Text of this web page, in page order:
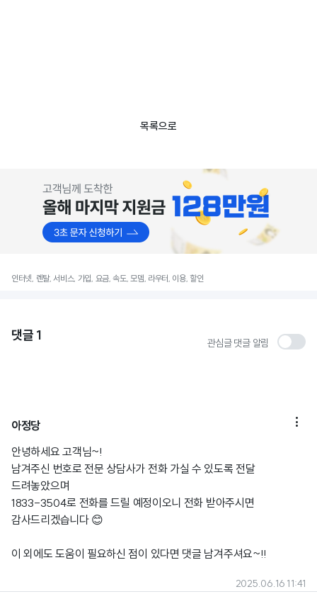
목록으로
인터넷, 렌탈, 서비스, 가입, 요금, 속도, 모뎀, 라우터, 이용, 할인
댓글 1 관심글 댓글 알림
아정당 
안녕하세요 고객님~!
남겨주신 번호로 전문 상담사가 전화 가실 수 있도록 전달
드려놓았으며
1833-3504로 전화를 드릴 예정이오니 전화 받아주시면
감사드리겠습니다 😊
이 외에도 도움이 필요하신 점이 있다면 댓글 남겨주셔요~!!
2025.06.16 11:41